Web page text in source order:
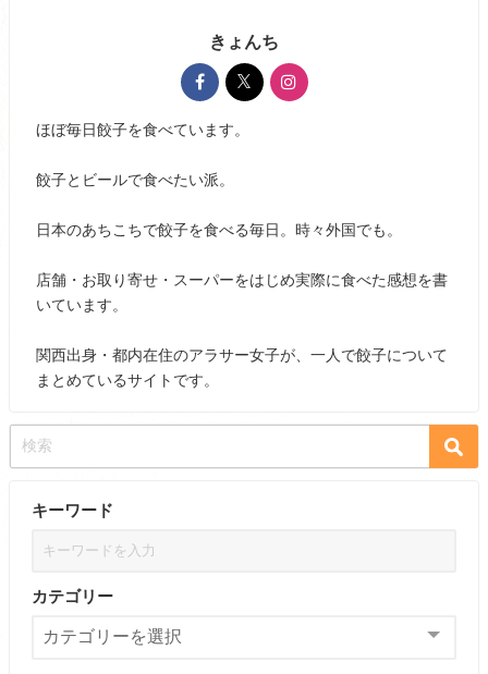
きょんち
ほぼ毎日餃子を食べています。
餃子とビールで食べたい派。
日本のあちこちで餃子を食べる毎日。時々外国でも。
店舗・お取り寄せ・スーパーをはじめ実際に食べた感想を書
いています。
関西出身・都内在住のアラサー女子が、一人で餃子について
まとめているサイトです。
キーワード
カテゴリー